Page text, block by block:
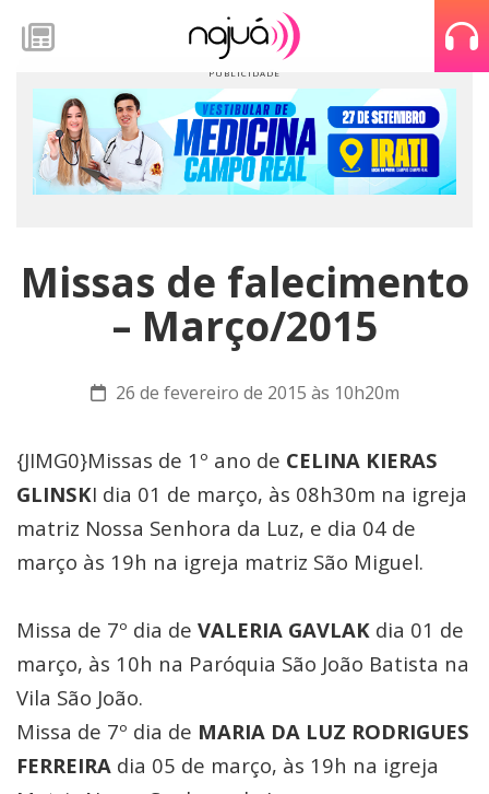
Missas de falecimento
– Março/2015
26 de fevereiro de 2015 às 10h20m
{JIMG0}Missas de 1º ano de CELINA KIERAS
GLINSKI dia 01 de março, às 08h30m na igreja
matriz Nossa Senhora da Luz, e dia 04 de
março às 19h na igreja matriz São Miguel.
Missa de 7º dia de VALERIA GAVLAK dia 01 de
março, às 10h na Paróquia São João Batista na
Vila São João.
Missa de 7º dia de MARIA DA LUZ RODRIGUES
FERREIRA dia 05 de março, às 19h na igreja